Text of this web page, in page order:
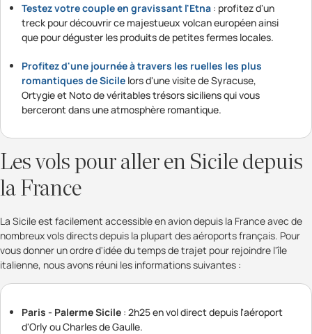
Testez votre couple en gravissant l'Etna : profitez d'un
treck pour découvrir ce majestueux volcan européen ainsi
que pour déguster les produits de petites fermes locales.
Profitez d'une journée à travers les ruelles les plus
romantiques de Sicile lors d'une visite de Syracuse,
Ortygie et Noto de véritables trésors siciliens qui vous
berceront dans une atmosphère romantique.
Les vols pour aller en Sicile depuis
la France
La Sicile est facilement accessible en avion depuis la France avec de
nombreux vols directs depuis la plupart des aéroports français. Pour
vous donner un ordre d'idée du temps de trajet pour rejoindre l'île
italienne, nous avons réuni les informations suivantes :
Paris - Palerme Sicile : 2h25 en vol direct depuis l'aéroport
d'Orly ou Charles de Gaulle.